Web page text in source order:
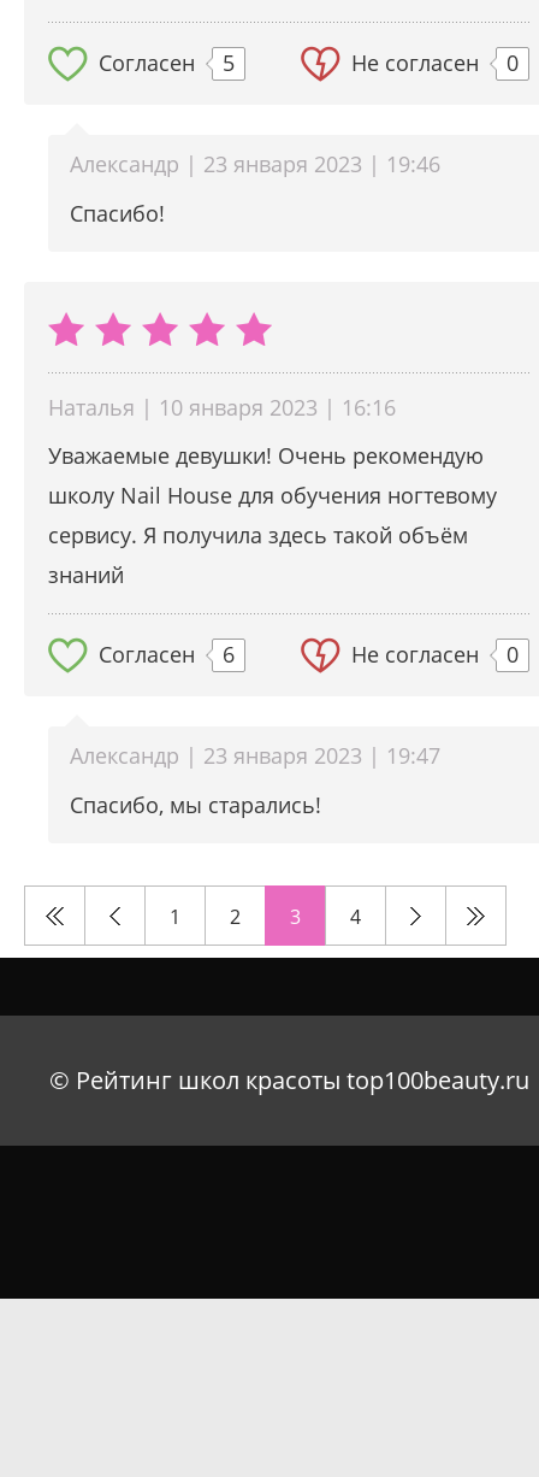
Согласен 5 Не согласен 0
Александр | 23 января 2023 | 19:46
Спасибо!
Наталья | 10 января 2023 | 16:16
Уважаемые девушки! Очень рекомендую
школу Nail House для обучения ногтевому
сервису. Я получила здесь такой объём
знаний
Согласен 6 Не согласен 0
Александр | 23 января 2023 | 19:47
Спасибо, мы старались!
1 2 3 4
© Рейтинг школ красоты top100beauty.ru